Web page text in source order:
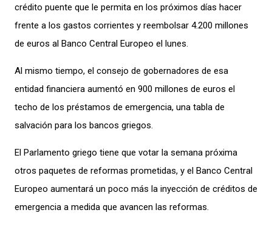
crédito puente que le permita en los próximos días hacer
frente a los gastos corrientes y reembolsar 4.200 millones
de euros al Banco Central Europeo el lunes.
Al mismo tiempo, el consejo de gobernadores de esa
entidad financiera aumentó en 900 millones de euros el
techo de los préstamos de emergencia, una tabla de
salvación para los bancos griegos.
El Parlamento griego tiene que votar la semana próxima
otros paquetes de reformas prometidas, y el Banco Central
Europeo aumentará un poco más la inyección de créditos de
emergencia a medida que avancen las reformas.